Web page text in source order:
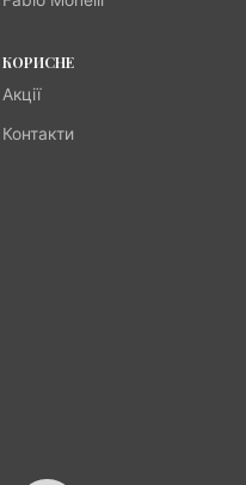
КОРИСНЕ
Акції
Контакти